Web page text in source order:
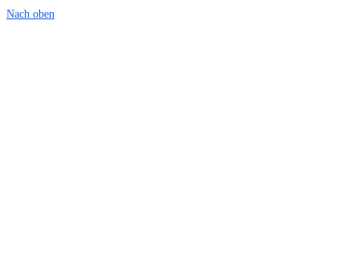
Nach oben